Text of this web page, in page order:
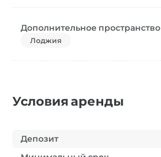
Дополнительное пространство
Лоджия
Условия аренды
Депозит